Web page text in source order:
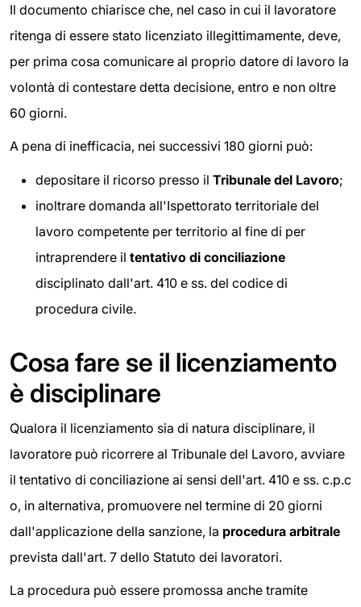
Il documento chiarisce che, nel caso in cui il lavoratore
ritenga di essere stato licenziato illegittimamente, deve,
per prima cosa comunicare al proprio datore di lavoro la
volontà di contestare detta decisione, entro e non oltre
60 giorni.
A pena di inefficacia, nei successivi 180 giorni può:
depositare il ricorso presso il Tribunale del Lavoro;
inoltrare domanda all'Ispettorato territoriale del
lavoro competente per territorio al fine di per
intraprendere il tentativo di conciliazione
disciplinato dall'art. 410 e ss. del codice di
procedura civile.
Cosa fare se il licenziamento
è disciplinare
Qualora il licenziamento sia di natura disciplinare, il
lavoratore può ricorrere al Tribunale del Lavoro, avviare
il tentativo di conciliazione ai sensi dell'art. 410 e ss. c.p.c
o, in alternativa, promuovere nel termine di 20 giorni
dall'applicazione della sanzione, la procedura arbitrale
prevista dall'art. 7 dello Statuto dei lavoratori.
La procedura può essere promossa anche tramite